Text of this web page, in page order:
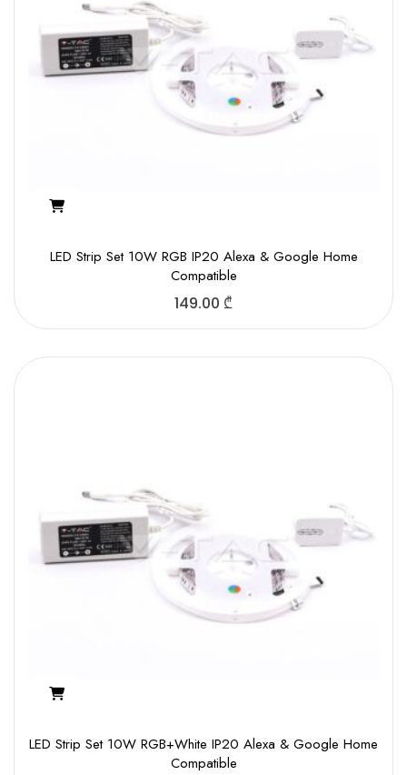
LED Strip Set 10W RGB IP20 Alexa & Google Home
Compatible
149.00 ₾
LED Strip Set 10W RGB+White IP20 Alexa & Google Home
Compatible